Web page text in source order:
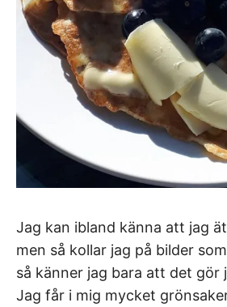
Jag kan ibland känna att jag
men så kollar jag på bilder
så känner jag bara att det gör
Jag får i mig mycket